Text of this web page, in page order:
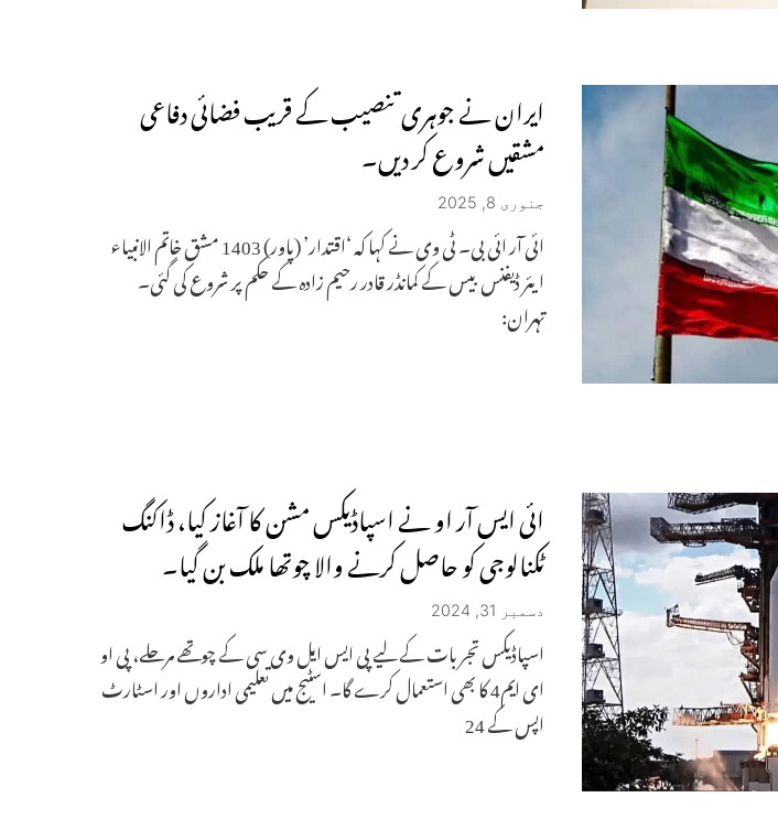
ایران نے جوہری تنصیب کے قریب فضائی دفاعی
مشقیں شروع کر دیں۔
جنوری 8, 2025
ائی آر ائی بی۔ ٹی وی نے کہا کہ ‘اقتدار’ (پاور) 1403 مشق خاتم الانبیاء
ایئر ڈیفنس بیس کے کمانڈر قادر رحیم زادہ کے حکم پر شروع کی گئی۔
تہران:
ائی ایس آر او نے اسپاڈیکس مشن کا آغاز کیا، ڈاکنگ
ٹکنالوجی کو حاصل کرنے والا چوتھا ملک بن گیا۔
دسمبر 31, 2024
اسپاڈیکس تجربات کے لیے پی ایس ایل وی سی کے چوتھے مرحلے، پی او
ای ایم4 کا بھی استعمال کرے گا۔ اسٹیج میں تعلیمی اداروں اور اسٹارٹ
اپس کے 24